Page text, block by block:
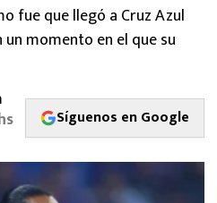
fue que llegó a Cruz Azul
momento en el que su
Síguenos en Google